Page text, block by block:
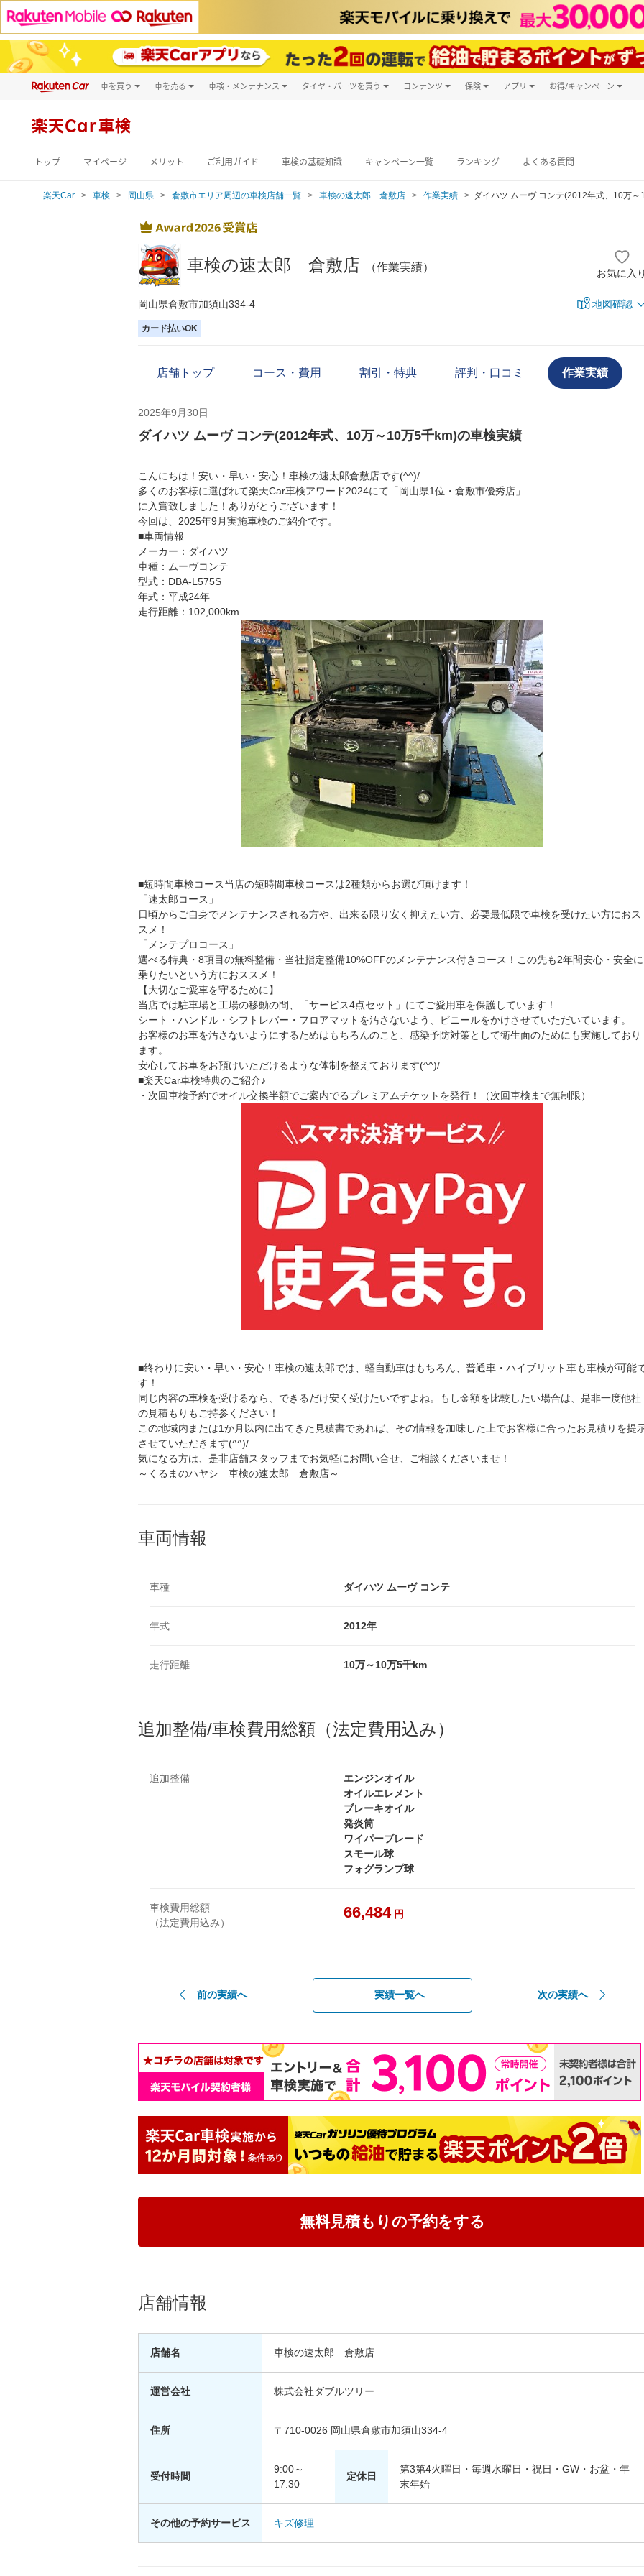
車を買う
新車
車を売る 車検・メンテナンス タイヤ・パーツを買う コンテンツ 保険 アプリ お得/キャンペーン
楽天Car車検
トップ マイページ メリット ご利用ガイド 車検の基礎知識 キャンペーン一覧 ランキング よくある質問
楽天Car 車検 岡山県 倉敷市エリア周辺の車検店舗一覧 車検の速太郎 倉敷店 作業実績 ダイハツ ムーヴ コンテ(2012年式、10万～
車検の速太郎 倉敷店 （作業実績）
お気に入
岡山県倉敷市加須山334-4 地図確認
カード払いOK
店舗トップ コース・費用 割引・特典 評判・口コミ 作業実績
2025年9月30日
ダイハツ ムーヴ コンテ(2012年式、10万～10万5千km)の車検実績
こんにちは！安い・早い・安心！車検の速太郎倉敷店です(^^)/
多くのお客様に選ばれて楽天Car車検アワード2024にて「岡山県1位・倉敷市優秀店」
に入賞致しました！ありがとうございます！
今回は、2025年9月実施車検のご紹介です。
■車両情報
メーカー：ダイハツ
車種：ムーヴコンテ
型式：DBA-L575S
年式：平成24年
走行距離：102,000km
■短時間車検コース当店の短時間車検コースは2種類からお選び頂けます！
「速太郎コース」
日頃からご自身でメンテナンスされる方や、出来る限り安く抑えたい方、必要最低限で車検を受けたい方におス
スメ！
「メンテプロコース」
選べる特典・8項目の無料整備・当社指定整備10%OFFのメンテナンス付きコース！この先も2年間安心・安全に
乗りたいという方におススメ！
【大切なご愛車を守るために】
当店では駐車場と工場の移動の間、「サービス4点セット」にてご愛用車を保護しています！
シート・ハンドル・シフトレバー・フロアマットを汚さないよう、ビニールをかけさせていただいています。
お客様のお車を汚さないようにするためはもちろんのこと、感染予防対策として衛生面のためにも実施しており
ます。
安心してお車をお預けいただけるような体制を整えております(^^)/
■楽天Car車検特典のご紹介♪
・次回車検予約でオイル交換半額でご案内でるプレミアムチケットを発行！（次回車検まで無制限）
■終わりに安い・早い・安心！車検の速太郎では、軽自動車はもちろん、普通車・ハイブリット車も車検が可能
す！
同じ内容の車検を受けるなら、できるだけ安く受けたいですよね。もし金額を比較したい場合は、是非一度他社
の見積もりもご持参ください！
この地域内または1か月以内に出てきた見積書であれば、その情報を加味した上でお客様に合ったお見積りを提
させていただきます(^^)/
気になる方は、是非店舗スタッフまでお気軽にお問い合せ、ご相談くださいませ！
～くるまのハヤシ 車検の速太郎 倉敷店～
車両情報
車種 ダイハツ ムーヴ コンテ
年式 2012年
走行距離 10万～10万5千km
追加整備/車検費用総額 （法定費用込み）
追加整備
エンジンオイル
オイルエレメント
ブレーキオイル
発炎筒
ワイパーブレード
スモール球
フォグランプ球
車検費用総額
（法定費用込み）
66,484 円
前の実績へ 実績一覧へ 次の実績へ
無料見積もりの予約をする
店舗情報
店舗名 車検の速太郎 倉敷店
運営会社 株式会社ダブルツリー
住所 〒710-0026 岡山県倉敷市加須山334-4
受付時間
9:00～
17:30
定休日
第3第4火曜日・毎週水曜日・祝日・GW・お盆・年
末年始
その他の予約サービス キズ修理